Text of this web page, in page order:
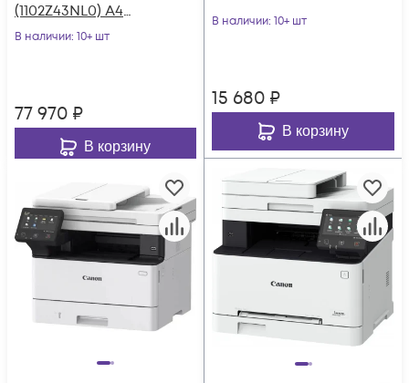
(1102Z43NL0) A4
Duplex белый
В наличии: 10+ шт
77 970 ₽
В корзину
В наличии: 10+ шт
15 680 ₽
В корзину